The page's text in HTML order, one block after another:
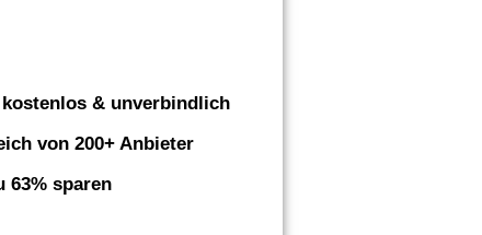
kostenlos & unverbindlich
von 200+ Anbieter
63% sparen